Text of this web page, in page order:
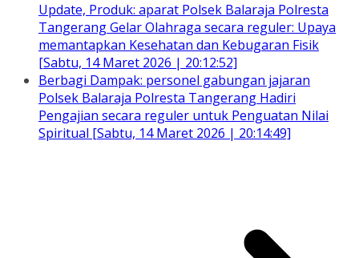
Update, Produk: aparat Polsek Balaraja Polresta
Tangerang Gelar Olahraga secara reguler: Upaya
memantapkan Kesehatan dan Kebugaran Fisik
[Sabtu, 14 Maret 2026 | 20:12:52]
Berbagi Dampak: personel gabungan jajaran
Polsek Balaraja Polresta Tangerang Hadiri
Pengajian secara reguler untuk Penguatan Nilai
Spiritual [Sabtu, 14 Maret 2026 | 20:14:49]